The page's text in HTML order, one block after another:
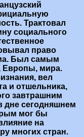
Трактовал
социального
право
Был самым
Европы, мира.
вел
и отшельника,
завтрашним
дне сегодняшнем
мог бы
на
многих стран.